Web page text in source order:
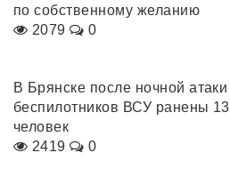
по собственному желанию
2079
0
В Брянске после ночной атаки
беспилотников ВСУ ранены 13
человек
2419
0